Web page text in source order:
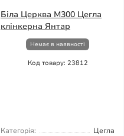
Біла Церква М300 Цегла
клінкерна Янтар
Немає в наявності
Код товару: 23812
Категорія: Цегла